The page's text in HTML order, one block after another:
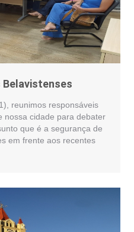
Belavistenses
reunimos responsáveis
nossa cidade para debater
que é a segurança de
em frente aos recentes